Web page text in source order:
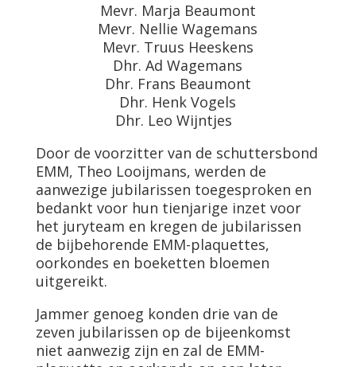
Mevr. Marja Beaumont
Mevr. Nellie Wagemans
Mevr. Truus Heeskens
Dhr. Ad Wagemans
Dhr. Frans Beaumont
Dhr. Henk Vogels
Dhr. Leo Wijntjes
Door de voorzitter van de schuttersbond
EMM, Theo Looijmans, werden de
aanwezige jubilarissen toegesproken en
bedankt voor hun tienjarige inzet voor
het juryteam en kregen de jubilarissen
de bijbehorende EMM-plaquettes,
oorkondes en boeketten bloemen
uitgereikt.
Jammer genoeg konden drie van de
zeven jubilarissen op de bijeenkomst
niet aanwezig zijn en zal de EMM-